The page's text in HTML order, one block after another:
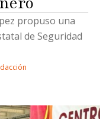
propuso una
de Seguridad